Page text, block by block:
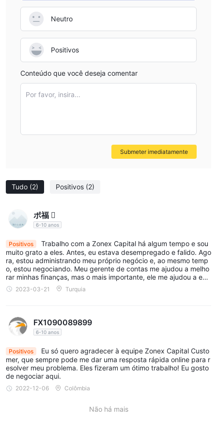
Tipos de Conta
Zonex Capital oferece três tipos de conta distintos, adaptados
às diversas necessidades dos traders:
Spread Mínimo: 0.4 pips
Alavancagem Máxima: 1:400
Conta Gold:
Essas opções permitem que os traders selecionem um tipo de
de investimento e preferências de negociação.
Zonex Capital oferece uma alavancagem máxima de
negociação de 1:400. A alavancagem na negociação permite
que os investidores controlem um tamanho de posição maior
com uma quantidade relativamente menor de capital. Com uma
valor do investimento inicial. Embora uma alavancagem mais
alta possa aumentar os ganhos potenciais, também aumenta o
cautela e implementem estratégias de gerenciamento de risco
de forma eficaz.
Spreads e Comissões
Tudo (2) Positivos (2)
ポ福 
6-10 anos
Positivos
Trabalho com a Zonex Capital há algum tempo e sou
muito grato a eles. Antes, eu estava desempregado e falido. Ago
ra, estou administrando meu próprio negócio e, ao mesmo temp
o, estou negociando. Meu gerente de contas me ajudou a melho
rar minhas finanças, mas o mais importante, ele me ajudou a enc
ontrar motivação e propósito.
2023-03-21 Turquia
FX1090089899
6-10 anos
Positivos
Eu só quero agradecer à equipe Zonex Capital Custo
mer, que sempre pode me dar uma resposta rápida online para r
esolver meu problema. Eles fizeram um ótimo trabalho! Eu gosto
de negociar aqui.
2022-12-06 Colômbia
Não há mais
Neutro
Positivos
Conteúdo que você deseja comentar
Por favor, insira...
Submeter imediatamente